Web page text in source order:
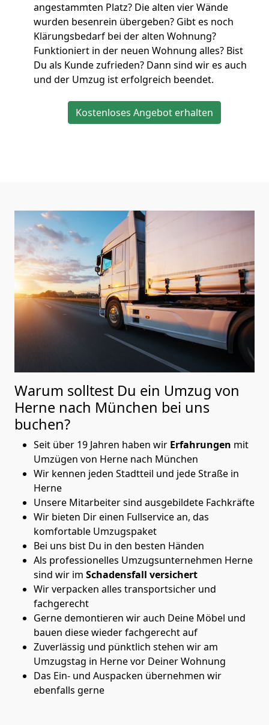
angestammten Platz? Die alten vier Wände
wurden besenrein übergeben? Gibt es noch
Klärungsbedarf bei der alten Wohnung?
Funktioniert in der neuen Wohnung alles? Bist
Du als Kunde zufrieden? Dann sind wir es auch
und der Umzug ist erfolgreich beendet.
Kostenloses Angebot erhalten
Warum solltest Du ein Umzug von
Herne nach München bei uns
buchen?
Seit über 19 Jahren haben wir Erfahrungen mit
Umzügen von Herne nach München
Wir kennen jeden Stadtteil und jede Straße in
Herne
Unsere Mitarbeiter sind ausgebildete Fachkräfte
Wir bieten Dir einen Fullservice an, das
komfortable Umzugspaket
Bei uns bist Du in den besten Händen
Als professionelles Umzugsunternehmen Herne
sind wir im Schadensfall versichert
Wir verpacken alles transportsicher und
fachgerecht
Gerne demontieren wir auch Deine Möbel und
bauen diese wieder fachgerecht auf
Zuverlässig und pünktlich stehen wir am
Umzugstag in Herne vor Deiner Wohnung
Das Ein- und Auspacken übernehmen wir
ebenfalls gerne